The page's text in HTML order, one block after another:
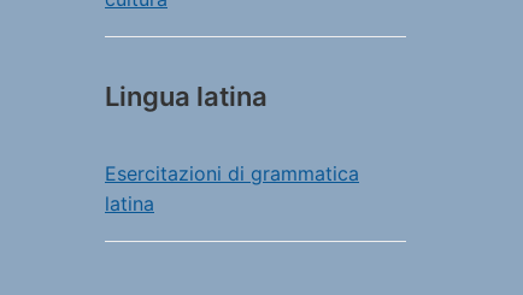
Lingua latina
Esercitazioni di grammatica
latina